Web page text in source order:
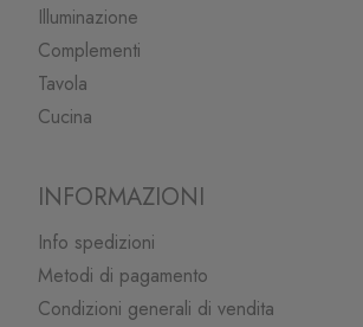
Illuminazione
Complementi
Tavola
Cucina
INFORMAZIONI
Info spedizioni
Metodi di pagamento
Condizioni generali di vendita